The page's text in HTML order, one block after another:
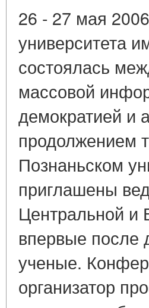
26 - 27 мая
университета
состоялась
массовой
демократией и
продолжением
Познаньском
приглашены
Центральной и
впервые после
ученые.
организатор